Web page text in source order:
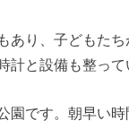
あり、子どもた
計と設備も整っ
園です。朝早い